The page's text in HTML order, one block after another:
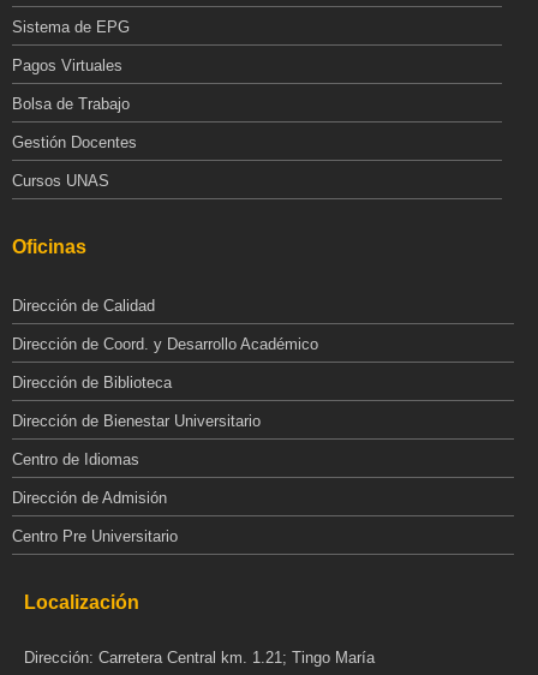
Sistema de EPG
Pagos Virtuales
Bolsa de Trabajo
Gestión Docentes
Cursos UNAS
Oficinas
Dirección de Calidad
Dirección de Coord. y Desarrollo Académico
Dirección de Biblioteca
Dirección de Bienestar Universitario
Centro de Idiomas
Dirección de Admisión
Centro Pre Universitario
Localización
Dirección: Carretera Central km. 1.21; Tingo María